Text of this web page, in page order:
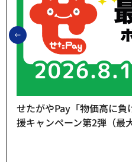
前のスライドを表示
せたがやPay「物価高に
援キャンペーン第2弾（最